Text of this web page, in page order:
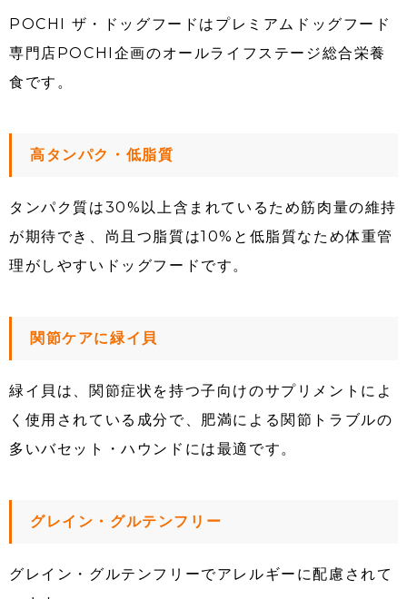
POCHI ザ・ドッグフードはプレミアムドッグフード
専門店POCHI企画のオールライフステージ総合栄養
食です。
高タンパク・低脂質
タンパク質は30%以上含まれているため筋肉量の維持
が期待でき、尚且つ脂質は10%と低脂質なため体重管
理がしやすいドッグフードです。
関節ケアに緑イ貝
緑イ貝は、関節症状を持つ子向けのサプリメントによ
く使用されている成分で、肥満による関節トラブルの
多いバセット・ハウンドには最適です。
グレイン・グルテンフリー
グレイン・グルテンフリーでアレルギーに配慮されて